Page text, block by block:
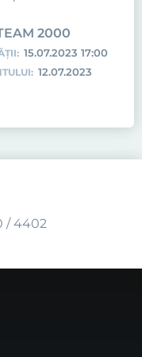
2000
15.07.2023 17:00
12.07.2023
/ 4402